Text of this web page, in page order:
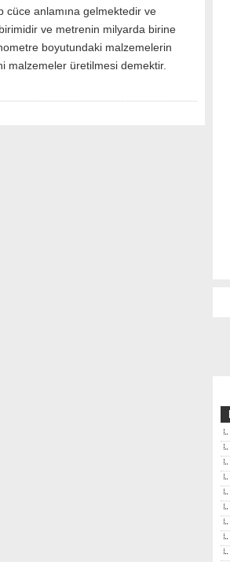
cüce anlamına gelmektedir ve
ve metrenin milyarda birine
boyutundaki malzemelerin
malzemeler üretilmesi demektir.